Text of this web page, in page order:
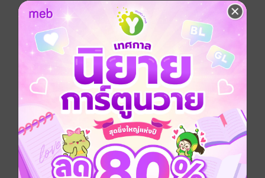
อยากได้ ซื้อเป็นของขวัญ ติดตาม แชร์
ในคืนวันหนึ่ง..
ฉันได้พบกับร้าน Midnight คาเฟลึกลับที่บังเอิญเจอเข้าใน
วันฝนตก และทำให้ฉันได้พบกับคุณไมล์ คนที่ช่วยชีวิตฉัน
เอาไว้ให้หลุดพ้นจากความเศร้า ก่อนที่จะตื่นขึ้นมาอีกครั้ง
ในโลกแห่งความเป็นจริงที่แสนเศร้าหมองใบนี้
Girl love / Yuri โรแมนติก